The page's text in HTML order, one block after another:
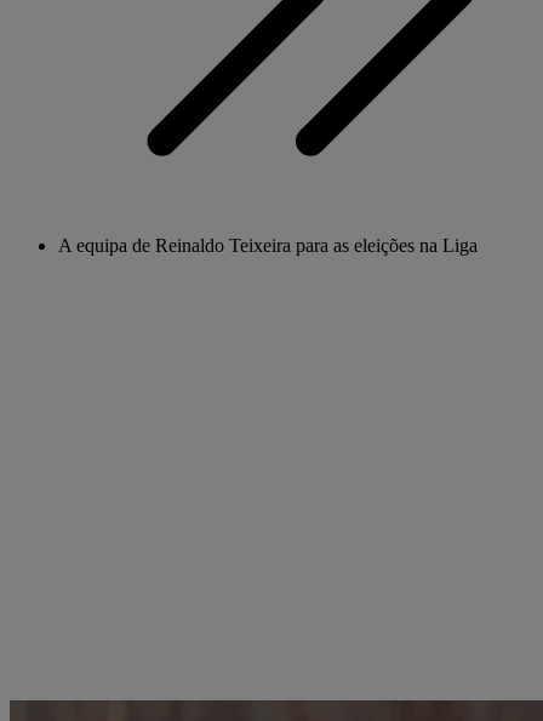
A equipa de Reinaldo Teixeira para as eleições na Liga